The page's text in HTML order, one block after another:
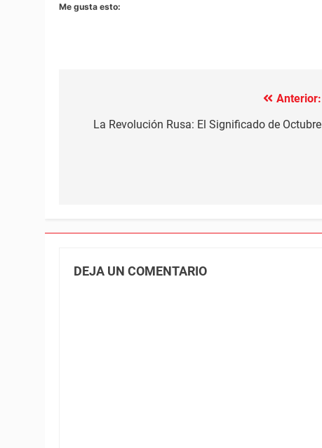
Me gusta esto:
Anterior:
La Revolución Rusa: El Significado de Octubre
DEJA UN COMENTARIO